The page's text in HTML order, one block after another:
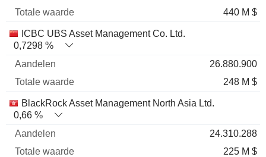
440 M $
ICBC UBS Asset Management Co. Ltd.
0,7298 %
26.880.900
248 M $
BlackRock Asset Management North Asia Ltd.
0,66 %
24.310.288
225 M $